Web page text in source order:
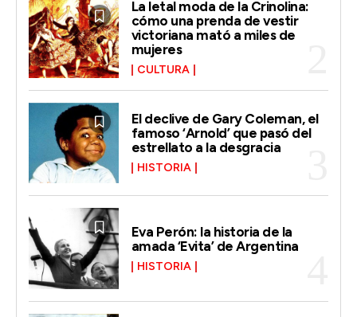
La letal moda de la Crinolina:
cómo una prenda de vestir
victoriana mató a miles de
mujeres
CULTURA
El declive de Gary Coleman, el
famoso ‘Arnold’ que pasó del
estrellato a la desgracia
HISTORIA
Eva Perón: la historia de la
amada ‘Evita’ de Argentina
HISTORIA